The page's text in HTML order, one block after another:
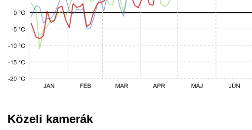
Közeli kamerák